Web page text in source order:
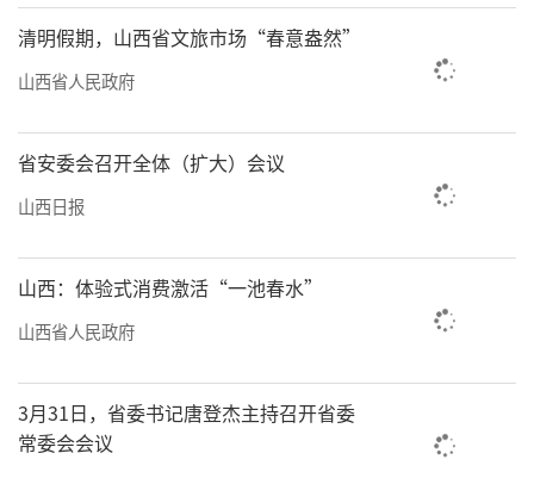
构，搭建文化创意信息平台，为山西文旅发展
打下人才基础。
清明假期，山西省文旅市场“春意盎然”
山西省人民政府
省安委会召开全体（扩大）会议
山西日报
山西：体验式消费激活“一池春水”
山西省人民政府
3月31日，省委书记唐登杰主持召开省委
常委会会议